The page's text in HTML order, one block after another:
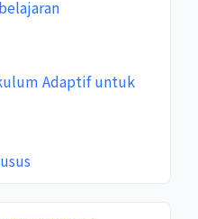
Adaptif untuk